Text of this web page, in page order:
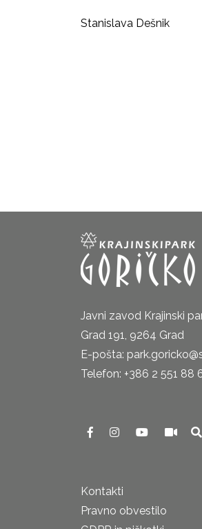
Stanislava Dešnik
Javni zavod Krajinski
Grad 191, 9264 Grad
E-pošta:
Telefon: +386 2 551 88
Kontakti
Pravno obvestilo